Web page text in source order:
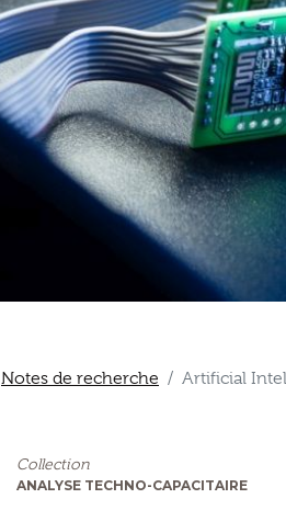
Notes de recherche Artificial
Collection
ANALYSE TECHNO-CAPACITAIRE